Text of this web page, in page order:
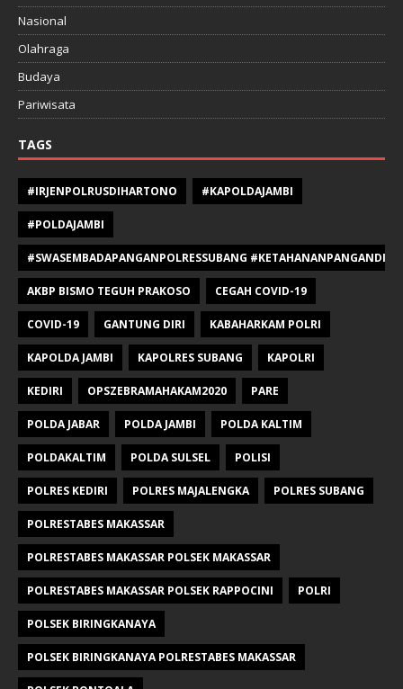
Nasional
Olahraga
Budaya
Pariwisata
TAGS
#IRJENPOLRUSDIHARTONO #KAPOLDAJAMBI
#POLDAJAMBI
#SWASEMBADAPANGANPOLRESSUBANG
AKBP BISMO TEGUH PRAKOSO CEGAH COVID-19
COVID-19 GANTUNG DIRI KABAHARKAM POLRI
KAPOLDA JAMBI KAPOLRES SUBANG KAPOLRI
KEDIRI OPSZEBRAMAHAKAM2020 PARE
POLDA JABAR POLDA JAMBI POLDA KALTIM
POLDAKALTIM POLDA SULSEL POLISI
POLRES KEDIRI POLRES MAJALENGKA POLRES SUBANG
POLRESTABES MAKASSAR
POLRESTABES MAKASSAR POLSEK MAKASSAR
POLRESTABES MAKASSAR POLSEK RAPPOCINI POLRI
POLSEK BIRINGKANAYA
POLSEK BIRINGKANAYA POLRESTABES MAKASSAR